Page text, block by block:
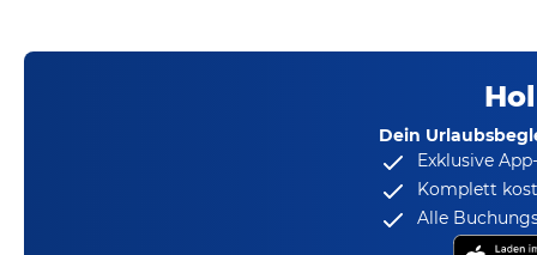
Dein
Exklusive
Komplett
Alle